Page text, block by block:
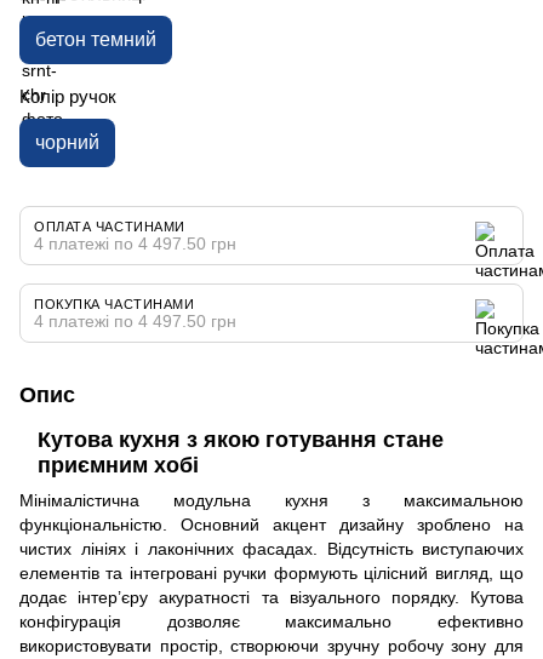
бетон темний
Колір ручок
чорний
ОПЛАТА ЧАСТИНАМИ
4 платежі по 4 497.50 грн
ПОКУПКА ЧАСТИНАМИ
4 платежі по 4 497.50 грн
Опис
Кутова кухня з якою готування стане
приємним хобі
Мінімалістична модульна кухня з максимальною
функціональністю. Основний акцент дизайну зроблено на
чистих лініях і лаконічних фасадах. Відсутність виступаючих
елементів та інтегровані ручки формують цілісний вигляд, що
додає інтер’єру акуратності та візуального порядку. Кутова
конфігурація дозволяє максимально ефективно
використовувати простір, створюючи зручну робочу зону для